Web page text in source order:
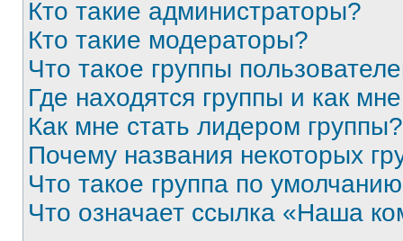
Кто такие администраторы?
Кто такие модераторы?
Что такое группы
Где находятся группы и как
Как мне стать лидером группы?
Почему названия некоторых
Что такое группа по
Что означает ссылка «Наша